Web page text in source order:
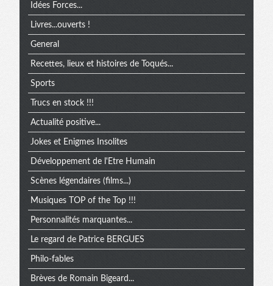
Idées Forces...
Livres...ouverts !
General
Recettes, lieux et histoires de Toqués...
Sports
Trucs en stock !!!
Actualité positive...
Jokes et Enigmes Insolites
Développement de l'Etre Humain
Scènes légendaires (films...)
Musiques TOP of the Top !!!
Personnalités marquantes...
Le regard de Patrice BERGUES
Philo-fables
Brèves de Romain Bigeard...